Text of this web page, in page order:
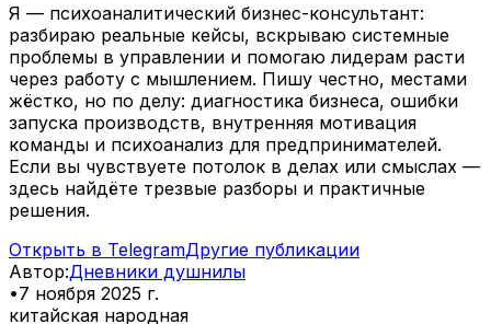
Я — психоаналитический бизнес-консультант:
разбираю реальные кейсы, вскрываю системные
проблемы в управлении и помогаю лидерам расти
через работу с мышлением. Пишу честно, местами
жёстко, но по делу: диагностика бизнеса, ошибки
запуска производств, внутренняя мотивация
команды и психоанализ для предпринимателей.
Если вы чувствуете потолок в делах или смыслах —
здесь найдёте трезвые разборы и практичные
решения.
Открыть в TelegramДругие публикации
Автор:Дневники душнилы
•7 ноября 2025 г.
китайская народная